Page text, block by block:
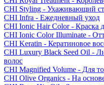
CHI Styling - Ухаживающий
CHI Infra - Ежедневный уход
CHI Ionic Hair Color - Краска
CHI Ionic Color Illuminate -
CHI Keratin - Кератиновое
CHI Luxury Black Seed Oil -
волос
CHI Magnified Volume - Для
CHI Olive Organics - На